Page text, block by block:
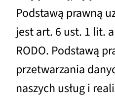
Podstawą prawną
jest art. 6 ust. 1 lit.
RODO. Podstawą
przetwarzania
naszych usług i